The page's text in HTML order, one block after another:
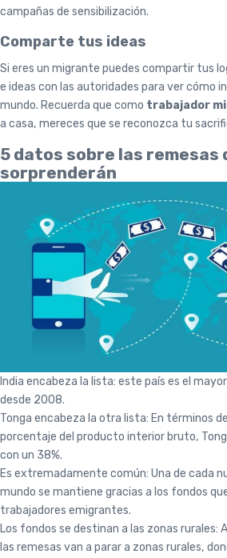
campañas de sensibilización.
Comparte tus ideas
Si eres un migrante puedes compartir tus
e ideas con las autoridades para ver cómo
mundo. Recuerda que como trabajador
a casa, mereces que se reconozca tu
5 datos sobre las remesas
sorprenderán
India encabeza la lista: este país es el mayor
desde 2008.
Tonga encabeza la otra lista: En términos
porcentaje del producto interior bruto,
con un 38%.
Es extremadamente común: Una de cada
mundo se mantiene gracias a los fondos
trabajadores emigrantes.
Los fondos se destinan a las zonas rurales:
las remesas van a parar a zonas rurales,